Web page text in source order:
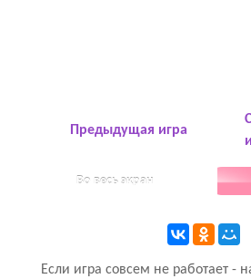
Предыдущая игра
Во весь экран
Если игра совсем не работает -